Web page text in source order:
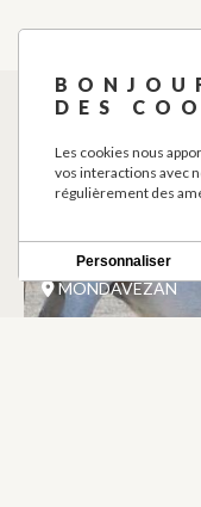
THINGS
HORSE RIDING
ECURIE
MONDAVEZAN
DES
Les cookies nous
vos interactions avec
régulièrement des
Personnaliser